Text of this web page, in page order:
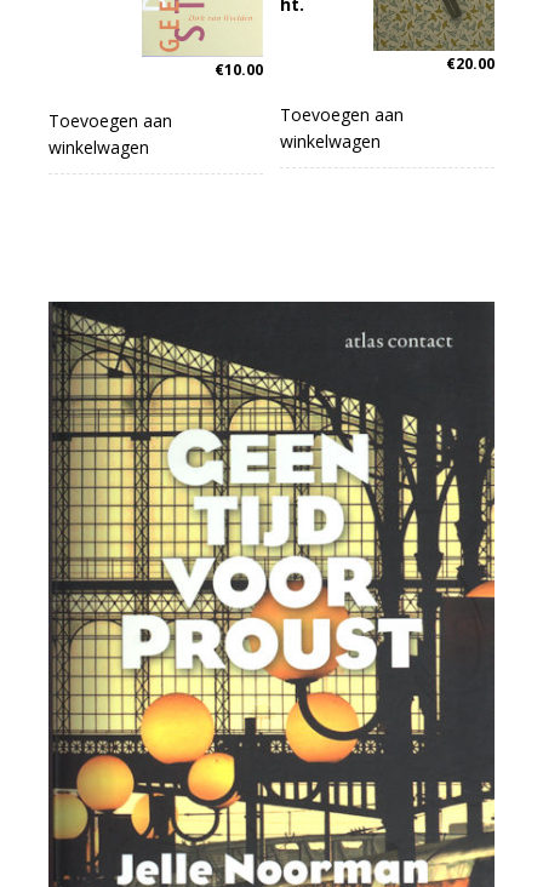
€10.00
Toevoegen aan
winkelwagen
ht.
€20.00
Toevoegen aan
winkelwagen